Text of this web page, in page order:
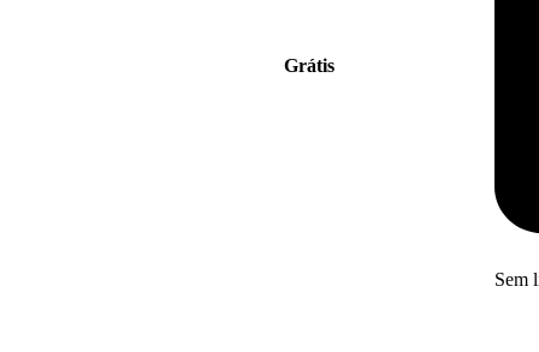
Grátis
Sem